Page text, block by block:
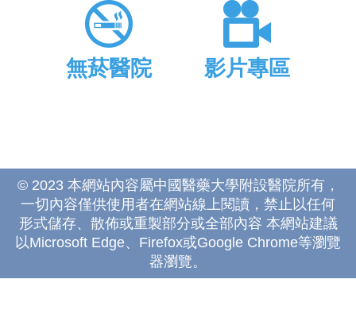
無菸醫院 影片專區
© 2023 本網站內容屬中國醫藥大學附設醫院所有，
一切內容僅供使用者在網站線上閱讀，禁止以任何
形式儲存、散佈或重製部分或全部內容 本網站建議
以Microsoft Edge、Firefox或Google Chrome等瀏覽
器瀏覽。